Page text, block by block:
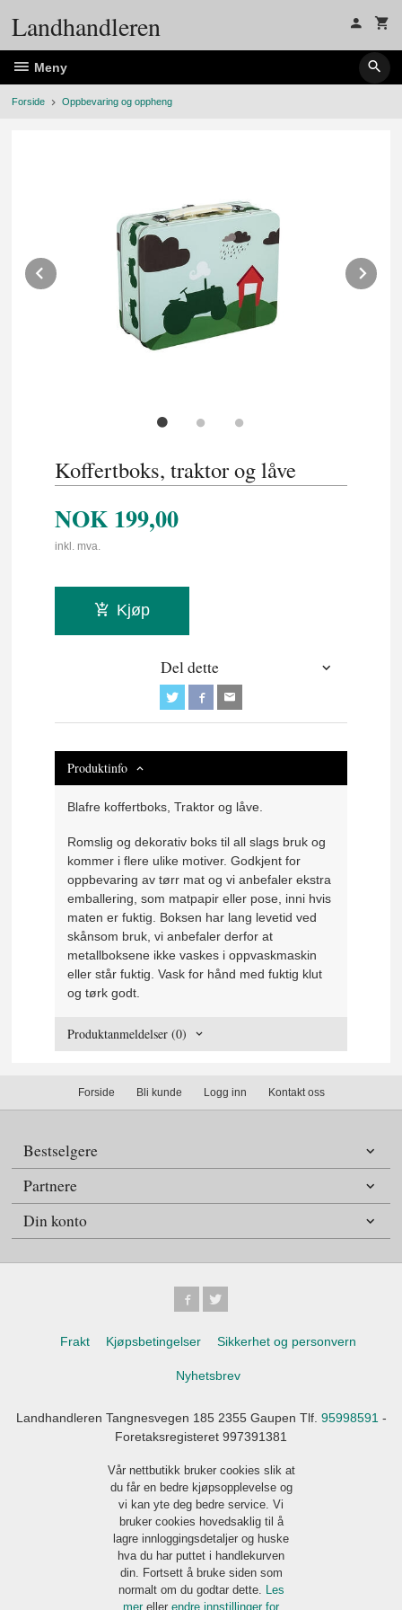
Landhandleren
Meny
Forside Oppbevaring og oppheng
Prev
Koffertboks, traktor og låve
NOK 199,00
inkl. mva.
Kjøp
Del dette
Produktinfo
Blafre koffertboks, Traktor og låve.
Romslig og dekorativ boks til all slags bruk og
kommer i flere ulike motiver. Godkjent for
oppbevaring av tørr mat og vi anbefaler ekstra
emballering, som matpapir eller pose, inni hvis
maten er fuktig. Boksen har lang levetid ved
skånsom bruk, vi anbefaler derfor at
metallboksene ikke vaskes i oppvaskmaskin
eller står fuktig. Vask for hånd med fuktig klut
og tørk godt.
Produktanmeldelser (0)
Forside Bli kunde Logg inn Kontakt oss
Bestselgere
Partnere
Din konto
Frakt Kjøpsbetingelser Sikkerhet og personvern
Nyhetsbrev
Landhandleren Tangnesvegen 185 2355 Gaupen Tlf. 95998591 -
Foretaksregisteret 997391381
Vår nettbutikk bruker cookies slik at
du får en bedre kjøpsopplevelse og
vi kan yte deg bedre service. Vi
bruker cookies hovedsaklig til å
lagre innloggingsdetaljer og huske
hva du har puttet i handlekurven
din. Fortsett å bruke siden som
normalt om du godtar dette. Les
mer eller endre innstillinger for